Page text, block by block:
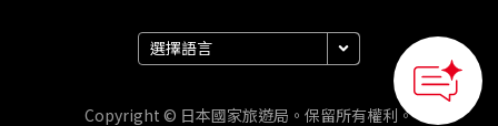
Copyright © 日本國家旅遊局。保留所有權利。